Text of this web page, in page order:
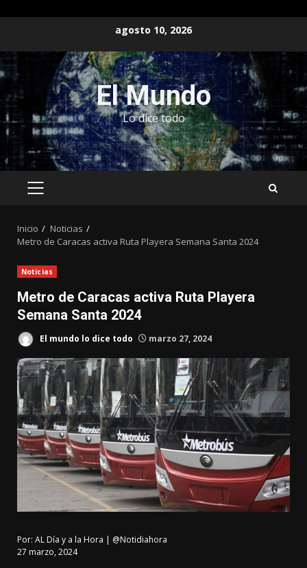
contenido
agosto 10, 2026
El Mundo
Lo dice todo
MENÚ
Inicio
Noticias
Metro de Caracas activa Ruta Playera Semana Santa 2024
Noticias
Metro de Caracas activa Ruta Playera
Semana Santa 2024
El mundo lo dice todo marzo 27, 2024
Por: AL Día y a la Hora | @Notidiahora
27 marzo, 2024